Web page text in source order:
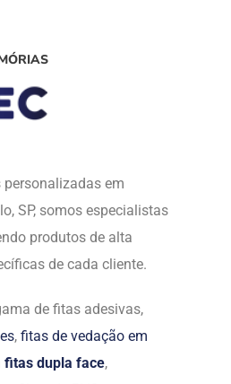
em
SP, somos especialistas
produtos de alta
de cada cliente.
de fitas adesivas,
, fitas de vedação em
fitas dupla face,